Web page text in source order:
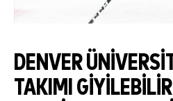
DENVER
TAKIMI